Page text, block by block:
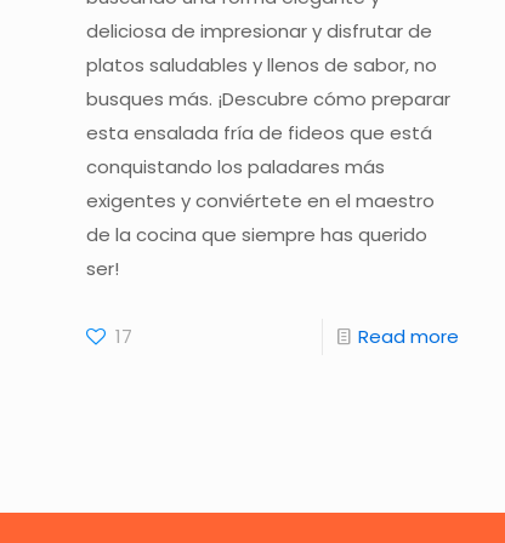
deliciosa de impresionar y disfrutar de
platos saludables y llenos de sabor, no
busques más. ¡Descubre cómo preparar
esta ensalada fría de fideos que está
conquistando los paladares más
exigentes y conviértete en el maestro
de la cocina que siempre has querido
ser!
17 Read more